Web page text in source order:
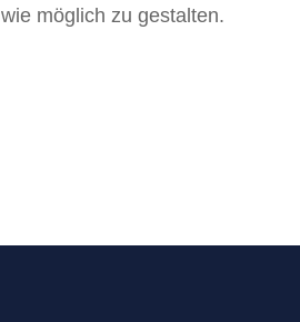
wie möglich zu gestalten.